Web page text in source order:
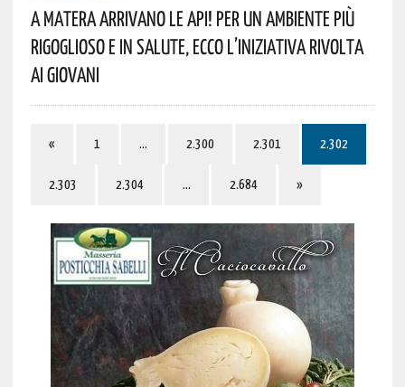
A Matera Arrivano Le Api! Per Un Ambiente Più
Rigoglioso E In Salute, Ecco L’iniziativa Rivolta
Ai Giovani
« 1 … 2.300 2.301 2.302
2.303 2.304 … 2.684 »